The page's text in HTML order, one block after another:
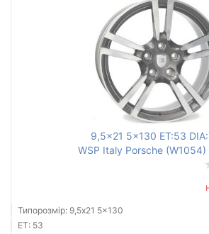
9,5x21 5x130 ET:53
WSP Italy Porsche (W1054)
Типорозмір: 9,5x21 5x130
ET: 53